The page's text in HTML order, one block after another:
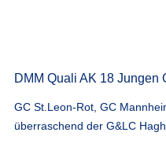
DMM Quali AK 18 Jungen
GC St.Leon-Rot, GC
überraschend der G&LC